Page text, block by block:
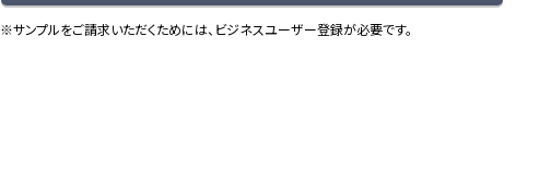
※サンプルをご請求いただくためには、ビジネスユーザー登録が必要です。